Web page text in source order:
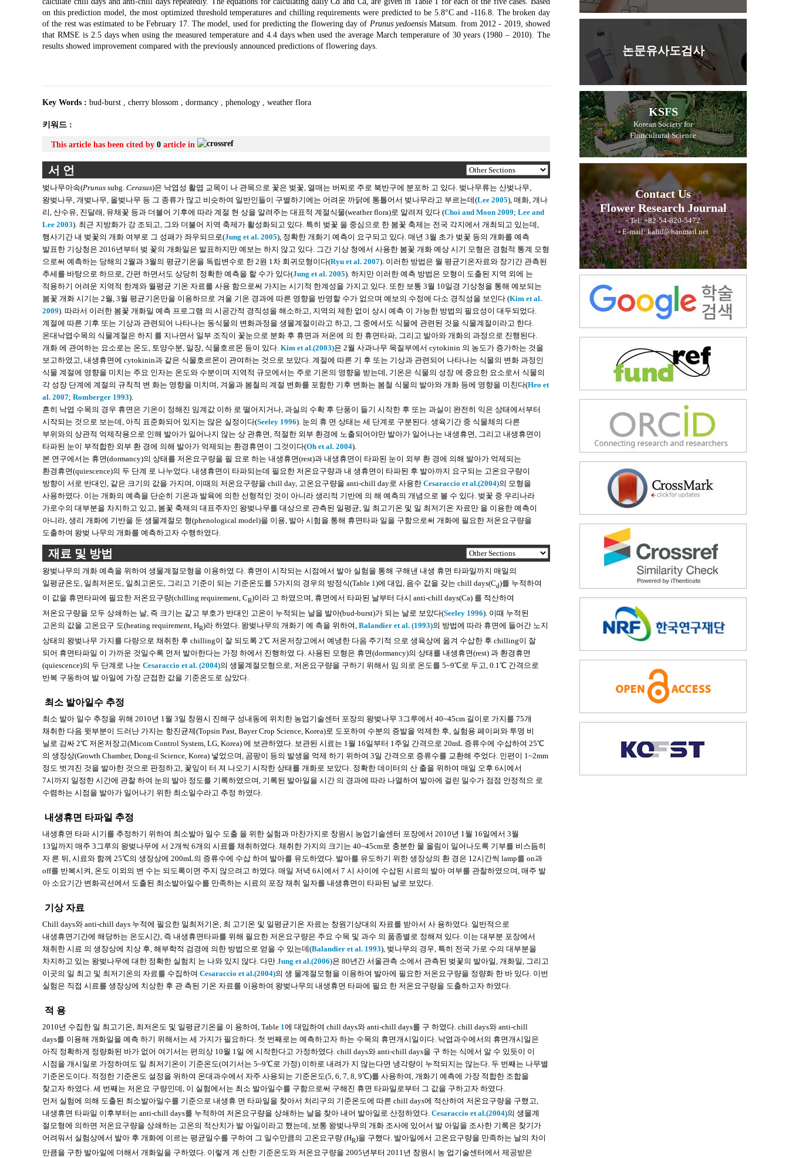
on this prediction model, the most optimized threshold temperatures and chilling requirements were predicted to be 5.8°C and -116.8. The broken day
of the rest was estimated to be February 17. The model, used for predicting the flowering day of Prunus yedoensis Matsum. from 2012 - 2019, showed
that RMSE is 2.5 days when using the measured temperature and 4.4 days when used the average March temperature of 30 years (1980 – 2010). The
results showed improvement compared with the previously announced predictions of flowering days.
Key Words : bud-burst cherry blossom dormancy phenology weather flora
키워드 :
This article has been cited by 0 article in
서 언
벚나무아속(Prunus subg. Cerasus)은 낙엽성 활엽 교목이 나 관목으로 꽃은 벚꽃, 열매는 버찌로 주로 북반구에 분포하 고 있다. 벚나무류는 산벚나무,
왕벚나무, 개벚나무, 올벚나무 등 그 종류가 많고 비슷하여 일반인들이 구별하기에는 어려운 까닭에 통틀어서 벚나무라고 부르는데(Lee 2005), 매화, 개나
리, 산수유, 진달래, 유채꽃 등과 더불어 기후에 따라 계절 현 상을 알려주는 대표적 계절식물(weather flora)로 알려져 있다 (Choi and Moon 2009; Lee and
Lee 2003). 최근 지방화가 강 조되고, 그와 더불어 지역 축제가 활성화되고 있다. 특히 벚꽃 을 중심으로 한 봄꽃 축제는 전국 각지에서 개최되고 있는데,
행사기간 내 벚꽃의 개화 여부로 그 성패가 좌우되므로(Jung et al. 2005), 정확한 개화기 예측이 요구되고 있다. 매년 3월 초가 벚꽃 등의 개화를 예측
발표한 기상청은 2016년부터 벚 꽃의 개화일은 발표하지만 예보는 하지 않고 있다. 그간 기상 청에서 사용한 봄꽃 개화 예상 시기 모형은 경험적 통계 모형
으로써 예측하는 당해의 2월과 3월의 평균기온을 독립변수로 한 2원 1차 회귀모형이다(Ryu et al. 2007). 이러한 방법은 월 평균기온자료와 장기간 관측된
추세를 바탕으로 하므로, 간편 하면서도 상당히 정확한 예측을 할 수가 있다(Jung et al. 2005). 하지만 이러한 예측 방법은 모형이 도출된 지역 외에 는
적용하기 어려운 지역적 한계와 월평균 기온 자료를 사용 함으로써 가지는 시기적 한계성을 가지고 있다. 또한 보통 3월 10일경 기상청을 통해 예보되는
봄꽃 개화 시기는 2월, 3월 평균기온만을 이용하므로 겨울 기온 경과에 따른 영향을 반영할 수가 없으며 예보의 수정에 다소 경직성을 보인다 (Kim et al.
2009). 따라서 이러한 봄꽃 개화일 예측 프로그램 의 시공간적 경직성을 해소하고, 지역의 제한 없이 상시 예측 이 가능한 방법의 필요성이 대두되었다.
계절에 따른 기후 또는 기상과 관련되어 나타나는 동식물의 변화과정을 생물계절이라고 하고, 그 중에서도 식물에 관련된 것을 식물계절이라고 한다.
온대낙엽수목의 식물계절은 하지 를 지나면서 일부 조직이 꽃눈으로 분화 후 휴면과 저온에 의 한 휴면타파, 그리고 발아와 개화의 과정으로 진행된다.
개화 에 관여하는 요소로는 온도, 토양수분, 일장, 식물호르몬 등이 있다. Kim et al.(2003)은 2월 사과나무 목질부에서 cytokinin 의 농도가 증가하는 것을
보고하였고, 내생휴면에 cytokinin과 같은 식물호르몬이 관여하는 것으로 보았다. 계절에 따른 기 후 또는 기상과 관련되어 나타나는 식물의 변화 과정인
식물 계절에 영향을 미치는 주요 인자는 온도와 수분이며 지역적 규모에서는 주로 기온의 영향을 받는데, 기온은 식물의 성장 에 중요한 요소로서 식물의
각 성장 단계에 계절의 규칙적 변 화는 영향을 미치며, 겨울과 봄철의 계절 변화를 포함한 기후 변화는 봄철 식물의 발아와 개화 등에 영향을 미친다(Heo et
al. 2007; Romberger 1993).
흔히 낙엽 수목의 경우 휴면은 기온이 정해진 임계값 이하 로 떨어지거나, 과실의 수확 후 단풍이 들기 시작한 후 또는 과실이 완전히 익은 상태에서부터
시작되는 것으로 보는데, 아직 표준화되어 있지는 않은 실정이다(Seeley 1996). 눈의 휴 면 상태는 세 단계로 구분된다. 생육기간 중 식물체의 다른
부위와의 상관적 억제작용으로 인해 발아가 일어나지 않는 상 관휴면, 적절한 외부 환경에 노출되어야만 발아가 일어나는 내생휴면, 그리고 내생휴면이
타파된 눈이 부적합한 외부 환 경에 의해 발아가 억제되는 환경휴면이 그것이다(Oh et al. 2004).
본 연구에서는 휴면(dormancy)의 상태를 저온요구량을 필 요로 하는 내생휴면(rest)과 내생휴면이 타파된 눈이 외부 환 경에 의해 발아가 억제되는
환경휴면(quiescence)의 두 단계 로 나누었다. 내생휴면이 타파되는데 필요한 저온요구량과 내 생휴면이 타파된 후 발아까지 요구되는 고온요구량이
방향이 서로 반대인, 같은 크기의 값을 가지며, 이때의 저온요구량을 chill day, 고온요구량을 anti-chill day로 사용한 Cesaraccio et al.(2004)의 모형을
사용하였다. 이는 개화의 예측을 단순히 기온과 발육에 의한 선형적인 것이 아니라 생리적 기반에 의 해 예측의 개념으로 볼 수 있다. 벚꽃 중 우리나라
가로수의 대부분을 차지하고 있고, 봄꽃 축제의 대표주자인 왕벚나무를 대상으로 관측된 일평균, 일 최고기온 및 일 최저기온 자료만 을 이용한 예측이
아니라, 생리 개화에 기반을 둔 생물계절모 형(phenological model)을 이용, 발아 시험을 통해 휴면타파 일을 구함으로써 개화에 필요한 저온요구량을
도출하여 왕벚 나무의 개화를 예측하고자 수행하였다.
재료 및 방법
왕벚나무의 개화 예측을 위하여 생물계절모형을 이용하였 다. 휴면이 시작되는 시점에서 발아 실험을 통해 구해낸 내생 휴면 타파일까지 매일의
일평균온도, 일최저온도, 일최고온도, 그리고 기준이 되는 기준온도를 5가지의 경우의 방정식(Table 1)에 대입, 음수 값을 갖는 chill days(Cd)를 누적하여
이 값을 휴면타파에 필요한 저온요구량(chilling requirement, CR)이라 고 하였으며, 휴면에서 타파된 날부터 다시 anti-chill days(Ca) 를 적산하여
저온요구량을 모두 상쇄하는 날, 즉 크기는 같고 부호가 반대인 고온이 누적되는 날을 발아(bud-burst)가 되는 날로 보았다(Seeley 1996). 이때 누적된
고온의 값을 고온요구 도(heating requirement, HR)라 하였다. 왕벚나무의 개화기 예 측을 위하여, Balandier et al. (1993)의 방법에 따라 휴면에 들어간 노지
상태의 왕벚나무 가지를 다량으로 채취한 후 chilling이 잘 되도록 2℃ 저온저장고에서 예냉한 다음 주기적 으로 생육상에 옮겨 수삽한 후 chilling이 잘
되어 휴면타파일 이 가까운 것일수록 먼저 발아한다는 가정 하에서 진행하였 다. 사용된 모형은 휴면(dormancy)의 상태를 내생휴면(rest) 과 환경휴면
(quiescence)의 두 단계로 나눈 Cesaraccio et al. (2004)의 생물계절모형으로, 저온요구량을 구하기 위해서 임 의로 온도를 5~9℃로 두고, 0.1℃ 간격으로
반복 구동하여 발 아일에 가장 근접한 값을 기준온도로 삼았다.
최소 발아일수 추정
최소 발아 일수 추정을 위해 2010년 1월 3일 창원시 진해구 성내동에 위치한 농업기술센터 포장의 왕벚나무 3그루에서 40~45cm 길이로 가지를 75개
채취한 다음 윗부분이 드러난 가지는 항진균제(Topsin Past, Bayer Crop Science, Korea)로 도포하여 수분의 증발을 억제한 후, 실험용 페이퍼와 투명 비
닐로 감싸 2℃ 저온저장고(Micom Control System, LG, Korea) 에 보관하였다. 보관된 시료는 1월 16일부터 1주일 간격으로 20mL 증류수에 수삽하여 25℃
의 생장상(Growth Chamber, Dong-il Science, Korea) 넣었으며, 곰팡이 등의 발생을 억제 하기 위하여 3일 간격으로 증류수를 교환해 주었다. 인편이 1~2mm
정도 벗겨진 것을 발아한 것으로 판정하고, 꽃잎이 터 져 나오기 시작한 상태를 개화로 보았다. 정확한 데이터의 산 출을 위하여 매일 오후 6시에서
7시까지 일정한 시간에 관찰 하여 눈의 발아 정도를 기록하였으며, 기록된 발아일을 시간 의 경과에 따라 나열하여 발아에 걸린 일수가 점점 안정적으 로
수렴하는 시점을 발아가 일어나기 위한 최소일수라고 추정 하였다.
내생휴면 타파일 추정
내생휴면 타파 시기를 추정하기 위하여 최소발아 일수 도출 을 위한 실험과 마찬가지로 창원시 농업기술센터 포장에서 2010년 1월 16일에서 3월
13일까지 매주 3그루의 왕벚나무에 서 2개씩 6개의 시료를 채취하였다. 채취한 가지의 크기는 40~45cm로 충분한 물 올림이 일어나도록 기부를 비스듬히
자 른 뒤, 시료와 함께 25℃의 생장상에 200mL의 증류수에 수삽 하여 발아를 유도하였다. 발아를 유도하기 위한 생장상의 환 경은 12시간씩 lamp를 on과
off를 반복시켜, 온도 이외의 변 수는 되도록이면 주지 않으려고 하였다. 매일 저녁 6시에서 7 시 사이에 수삽된 시료의 발아 여부를 관찰하였으며, 매주 발
아 소요기간 변화곡선에서 도출된 최소발아일수를 만족하는 시료의 포장 채취 일자를 내생휴면이 타파된 날로 보았다.
기상 자료
Chill days와 anti-chill days 누적에 필요한 일최저기온, 최 고기온 및 일평균기온 자료는 창원기상대의 자료를 받아서 사 용하였다. 일반적으로
내생휴면기간에 해당하는 온도시간, 즉 내생휴면타파를 위해 필요한 저온요구량은 주요 수목 및 과수 의 품종별로 정해져 있다. 이는 대부분 포장에서
채취한 시료 의 생장상에 치상 후, 해부학적 검경에 의한 방법으로 얻을 수 있는데(Balandier et al. 1993), 벚나무의 경우, 특히 전국 가로 수의 대부분을
차지하고 있는 왕벚나무에 대한 정확한 실험치 는 나와 있지 않다. 다만 Jung et al.(2006)은 80년간 서울관측 소에서 관측된 벚꽃의 발아일, 개화일, 그리고
이곳의 일 최고 및 최저기온의 자료를 수집하여 Cesaraccio et al.(2004)의 생 물계절모형을 이용하여 발아에 필요한 저온요구량을 정량화 한 바 있다. 이번
실험은 직접 시료를 생장상에 치상한 후 관 측된 기온 자료를 이용하여 왕벚나무의 내생휴면 타파에 필요 한 저온요구량을 도출하고자 하였다.
적 용
2010년 수집한 일 최고기온, 최저온도 및 일평균기온을 이 용하여, Table 1에 대입하여 chill days와 anti-chill days를 구 하였다. chill days와 anti-chill
days를 이용해 개화일을 예측 하기 위해서는 세 가지가 필요하다. 첫 번째로는 예측하고자 하는 수목의 휴면개시일이다. 낙엽과수에서의 휴면개시일은
아직 정확하게 정량화된 바가 없어 여기서는 편의상 10월 1일 에 시작한다고 가정하였다. chill days와 anti-chill days을 구 하는 식에서 알 수 있듯이 이
시점을 개시일로 가정하여도 일 최저기온이 기준온도(여기서는 5~9℃로 가정) 이하로 내려가 지 않는다면 냉각량이 누적되지는 않는다. 두 번째는 나무별
기준온도이다. 적정한 기준온도 설정을 위하여 온대과수에서 자주 사용되는 기준온도(5, 6, 7, 8, 9℃)를 사용하여, 개화기 예측에 가장 적합한 조합을
찾고자 하였다. 세 번째는 저온요 구량인데, 이 실험에서는 최소 발아일수를 구함으로써 구해진 휴면 타파일로부터 그 값을 구하고자 하였다.
먼저 실험에 의해 도출된 최소발아일수를 기준으로 내생휴 면 타파일을 찾아서 처리구의 기준온도에 따른 chill days에 적산하여 저온요구량을 구했고,
내생휴면 타파일 이후부터는 anti-chill days를 누적하여 저온요구량을 상쇄하는 날을 찾아 내어 발아일로 산정하였다. Cesaraccio et al.(2004)의 생물계
절모형에 의하면 저온요구량을 상쇄하는 고온의 적산치가 발 아일이라고 했는데, 보통 왕벚나무의 개화 조사에 있어서 발 아일을 조사한 기록은 찾기가
어려워서 실험상에서 발아 후 개화에 이르는 평균일수를 구하여 그 일수만큼의 고온요구량 (HR)을 구했다. 발아일에서 고온요구량을 만족하는 날의 차이
만큼을 구한 발아일에 더해서 개화일을 구하였다. 이렇게 계 산한 기준온도와 저온요구량을 2005년부터 2011년 창원시 농 업기술센터에서 제공받은
논문유사도검사
KSFS
Korean Society for
Floricultural Science
Contact Us
Flower Research Journal
- Tel: +82-54-820-5472
- E-mail: kafid@hanmail.net